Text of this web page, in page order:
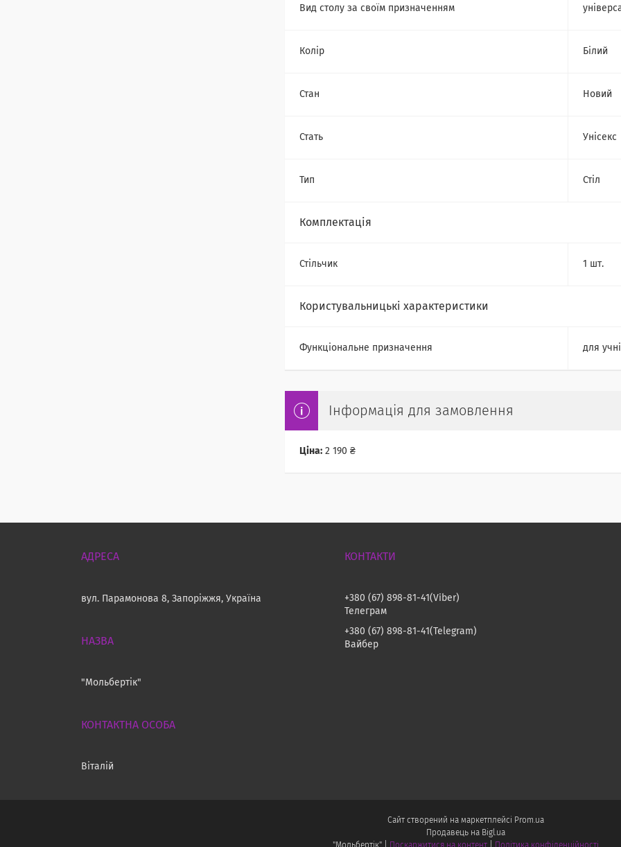
Вид столу за своїм призначенням
Колір Білий
Стан Новий
Стать Унісекс
Тип Стіл
Комплектація
Стільчик 1 шт.
Користувальницькі характеристики
Функціональне призначення для
Інформація для замовлення
Ціна: 2 190 ₴
вул. Парамонова 8, Запоріжжя, Україна
"Мольбертік"
Віталій
+380 (67) 898-81-41 Viber
Телеграм
+380 (67) 898-81-41
Telegram
Вайбер
Сайт створений на маркетплейсі
Prom.ua
Продавець на Bigl.ua